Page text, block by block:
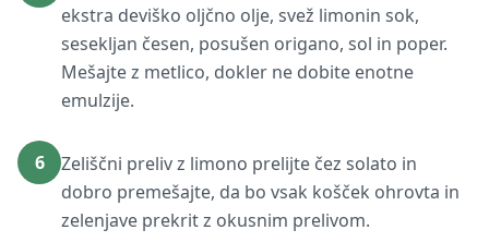
ekstra deviško oljčno olje, svež limonin sok,
sesekljan česen, posušen origano, sol in poper.
Mešajte z metlico, dokler ne dobite enotne
emulzije.
6
Zeliščni preliv z limono prelijte čez solato in
dobro premešajte, da bo vsak košček ohrovta in
zelenjave prekrit z okusnim prelivom.